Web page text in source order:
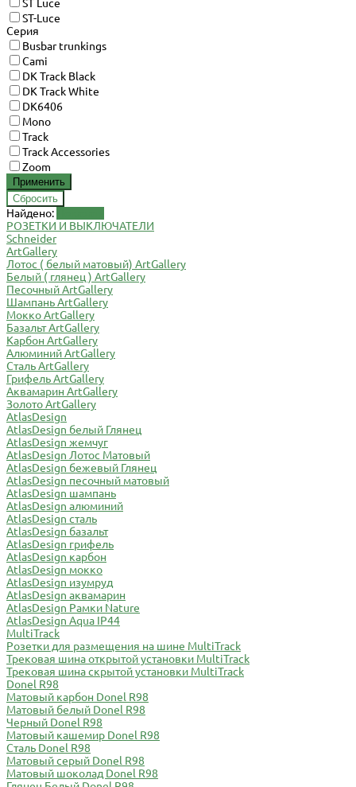
ST Luce
ST-Luce
Серия
Busbar trunkings
Cami
DK Track Black
DK Track White
DK6406
Mono
Track
Track Accessories
Zoom
Найдено:
РОЗЕТКИ И ВЫКЛЮЧАТЕЛИ
Schneider
ArtGallery
Лотос ( белый матовый) ArtGallery
Белый ( глянец ) ArtGallery
Песочный ArtGallery
Шампань ArtGallery
Мокко ArtGallery
Базальт ArtGallery
Карбон ArtGallery
Алюминий ArtGallery
Сталь ArtGallery
Грифель ArtGallery
Аквамарин ArtGallery
Золото ArtGallery
AtlasDesign
AtlasDesign белый Глянец
AtlasDesign жемчуг
AtlasDesign Лотос Матовый
AtlasDesign бежевый Глянец
AtlasDesign песочный матовый
AtlasDesign шампань
AtlasDesign алюминий
AtlasDesign сталь
AtlasDesign базальт
AtlasDesign грифель
AtlasDesign карбон
AtlasDesign мокко
AtlasDesign изумруд
AtlasDesign аквамарин
AtlasDesign Рамки Nature
AtlasDesign Aqua IP44
MultiTrack
Розетки для размещения на шине MultiTrack
Трековая шина открытой установки MultiTrack
Трековая шина скрытой установки MultiTrack
Donel R98
Матовый карбон Donel R98
Матовый белый Donel R98
Черный Donel R98
Матовый кашемир Donel R98
Сталь Donel R98
Матовый серый Donel R98
Матовый шоколад Donel R98